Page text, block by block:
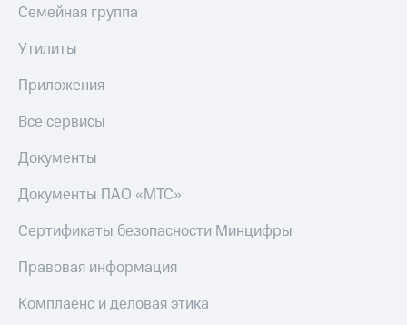
Семейная группа
Утилиты
Приложения
Все сервисы
Документы
Документы ПАО «МТС»
Сертификаты безопасности Минцифры
Правовая информация
Комплаенс и деловая этика